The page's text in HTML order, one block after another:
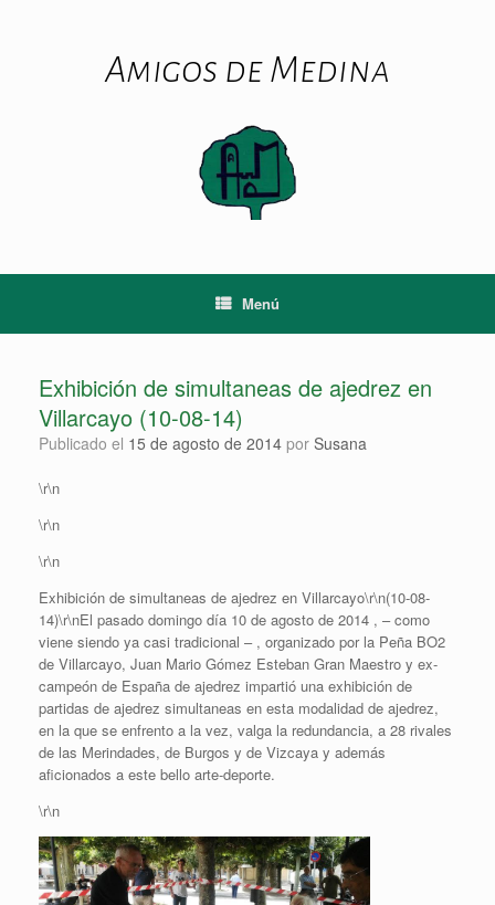
Amigos de Medina
Menú
Exhibición de simultaneas de ajedrez en
Villarcayo (10-08-14)
Publicado el 15 de agosto de 2014 por Susana
\r\n
\r\n
\r\n
Exhibición de simultaneas de ajedrez en Villarcayo\r\n(10-08-
14)\r\nEl pasado domingo día 10 de agosto de 2014 , – como
viene siendo ya casi tradicional – , organizado por la Peña BO2
de Villarcayo, Juan Mario Gómez Esteban Gran Maestro y ex-
campeón de España de ajedrez impartió una exhibición de
partidas de ajedrez simultaneas en esta modalidad de ajedrez,
en la que se enfrento a la vez, valga la redundancia, a 28 rivales
de las Merindades, de Burgos y de Vizcaya y además
aficionados a este bello arte-deporte.
\r\n